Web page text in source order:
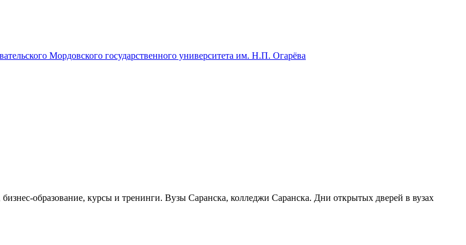
Мордовского государственного университета им. Н.П. Огарёва
образование, курсы и тренинги. Вузы Саранска, колледжи Саранска. Дни открытых дверей в вузах